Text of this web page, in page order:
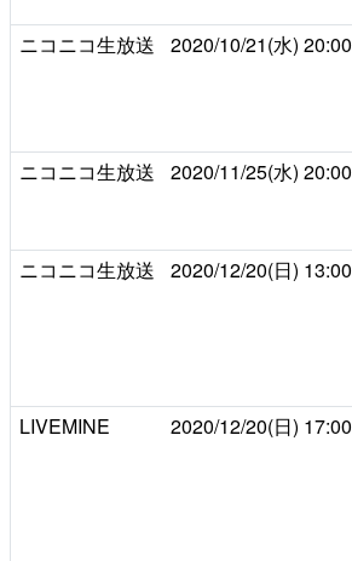
ニコニコ生放送 2020/10/21(水) 20:00
ニコニコ生放送 2020/11/25(水) 20:00
ニコニコ生放送 2020/12/20(日) 13:00
LIVEMINE 2020/12/20(日) 17:00